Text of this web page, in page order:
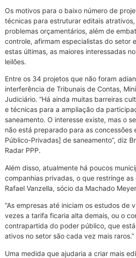
Os motivos para o baixo número de
técnicas para estruturar editais
problemas orçamentários, além de
controle, afirmam especialistas do setor
estas últimas, as maiores interessadas
leilões.
Entre os 34 projetos que não foram
interferência de Tribunais de Contas,
Judiciário. “Há ainda muitas barreiras
e técnicas para a ampliação da
saneamento. O interesse existe, mas o
não está preparado para as concessões
Público-Privadas] de saneamento”, diz
Radar PPP.
Além disso, atualmente há poucos
companhias privadas, o que restringe
Rafael Vanzella, sócio da Machado
“As empresas até iniciam os estudos de
vezes a tarifa ficaria alta demais, ou o
contrapartida do poder público, que
ativos no setor são cada vez mais raros.”
Uma medida que ajudaria a criar mais